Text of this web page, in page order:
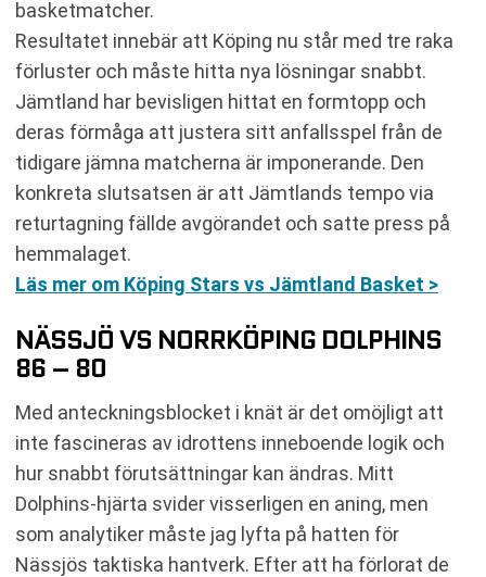
basketmatcher.
Resultatet innebär att Köping nu står med tre raka
förluster och måste hitta nya lösningar snabbt.
Jämtland har bevisligen hittat en formtopp och
deras förmåga att justera sitt anfallsspel från de
tidigare jämna matcherna är imponerande. Den
konkreta slutsatsen är att Jämtlands tempo via
returtagning fällde avgörandet och satte press på
hemmalaget.
Läs mer om Köping Stars vs Jämtland Basket >
NÄSSJÖ VS NORRKÖPING DOLPHINS
86 – 80
Med anteckningsblocket i knät är det omöjligt att
inte fascineras av idrottens inneboende logik och
hur snabbt förutsättningar kan ändras. Mitt
Dolphins-hjärta svider visserligen en aning, men
som analytiker måste jag lyfta på hatten för
Nässjös taktiska hantverk. Efter att ha förlorat de